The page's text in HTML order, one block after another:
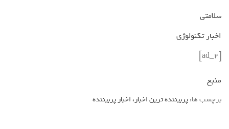
سلامتی
اخبار تکنولوژی
[ad_2]
منبع
برچسب ها:پربیننده ترین اخبار، اخبار پربیننده